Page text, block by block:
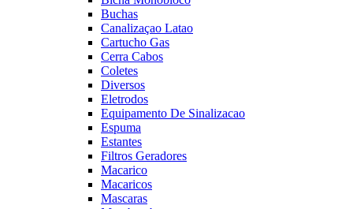
Buchas
Canalizaçao Latao
Cartucho Gas
Cerra Cabos
Coletes
Diversos
Eletrodos
Equipamento De Sinalizacao
Espuma
Estantes
Filtros Geradores
Macarico
Macaricos
Mascaras